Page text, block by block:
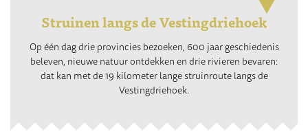
Struinen langs de Vestingdriehoek
Op één dag drie provincies bezoeken, 600 jaar geschiedenis
beleven, nieuwe natuur ontdekken en drie rivieren bevaren:
dat kan met de 19 kilometer lange struinroute langs de
Vestingdriehoek.